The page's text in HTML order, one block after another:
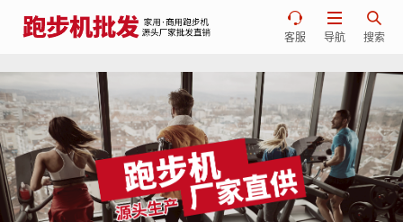

搜索

导航

客服